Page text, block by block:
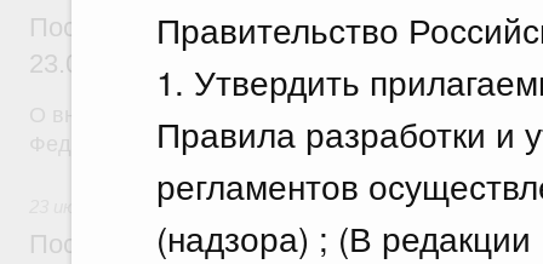
Правительство
1. Утвердить
Правила разработки и
регламентов
(надзора) ; (В
Постановление Правительства
23.07.2026 г. № 928
Федерации от 20 июля 2011 г. № 590
Постановление Правительства